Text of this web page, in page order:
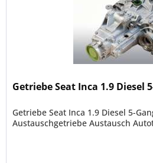
Getriebe Seat Inca 1.9 Diesel
Getriebe Seat Inca 1.9 Diesel 5-
Austauschgetriebe Austausch